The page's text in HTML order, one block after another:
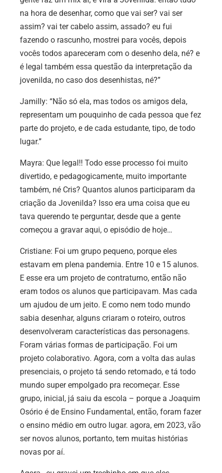
na hora de desenhar, como que vai ser? vai ser
assim? vai ter cabelo assim, assado? eu fui
fazendo o rascunho, mostrei para vocês, depois
vocês todos apareceram com o desenho dela, né? e
é legal também essa questão da interpretação da
jovenilda, no caso dos desenhistas, né?”
Jamilly: “Não só ela, mas todos os amigos dela,
representam um pouquinho de cada pessoa que fez
parte do projeto, e de cada estudante, tipo, de todo
lugar.”
Mayra: Que legal!! Todo esse processo foi muito
divertido, e pedagogicamente, muito importante
também, né Cris? Quantos alunos participaram da
criação da Jovenilda? Isso era uma coisa que eu
tava querendo te perguntar, desde que a gente
começou a gravar aqui, o episódio de hoje…
Cristiane: Foi um grupo pequeno, porque eles
estavam em plena pandemia. Entre 10 e 15 alunos.
E esse era um projeto de contraturno, então não
eram todos os alunos que participavam. Mas cada
um ajudou de um jeito. E como nem todo mundo
sabia desenhar, alguns criaram o roteiro, outros
desenvolveram características das personagens.
Foram várias formas de participação. Foi um
projeto colaborativo. Agora, com a volta das aulas
presenciais, o projeto tá sendo retomado, e tá todo
mundo super empolgado pra recomeçar. Esse
grupo, inicial, já saiu da escola – porque a Joaquim
Osório é de Ensino Fundamental, então, foram fazer
o ensino médio em outro lugar. agora, em 2023, vão
ser novos alunos, portanto, tem muitas histórias
novas por aí.